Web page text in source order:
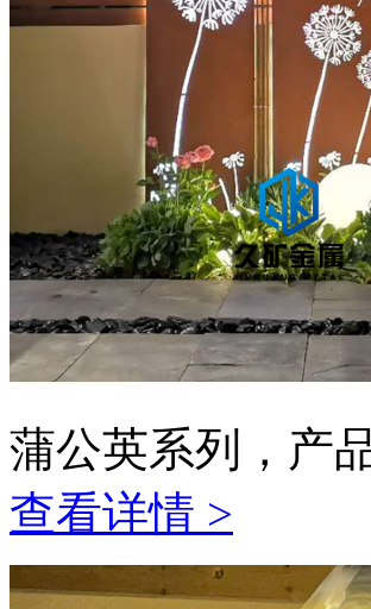
蒲公英系列，产
查看详情 >